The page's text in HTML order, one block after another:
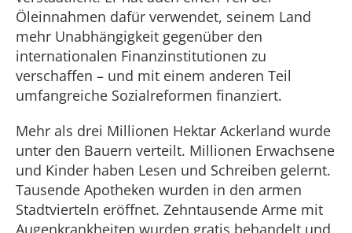
Öleinnahmen dafür verwendet, seinem Land
mehr Unabhängigkeit gegenüber den
internationalen Finanzinstitutionen zu
verschaffen – und mit einem anderen Teil
umfangreiche Sozialreformen finanziert.
Mehr als drei Millionen Hektar Ackerland wurde
unter den Bauern verteilt. Millionen Erwachsene
und Kinder haben Lesen und Schreiben gelernt.
Tausende Apotheken wurden in den armen
Stadtvierteln eröffnet. Zehntausende Arme mit
Augenkrankheiten wurden gratis behandelt und